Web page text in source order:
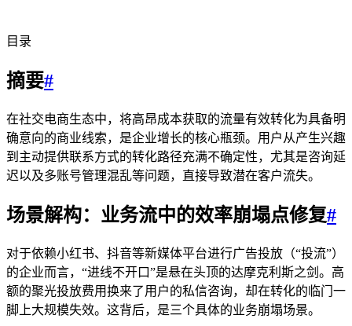
目录
摘要#
在社交电商生态中，将高昂成本获取的流量有效转化为具备明
确意向的商业线索，是企业增长的核心瓶颈。用户从产生兴趣
到主动提供联系方式的转化路径充满不确定性，尤其是咨询延
迟以及多账号管理混乱等问题，直接导致潜在客户流失。
场景解构：业务流中的效率崩塌点修复#
对于依赖小红书、抖音等新媒体平台进行广告投放（“投流”）
的企业而言，“进线不开口”是悬在头顶的达摩克利斯之剑。高
额的聚光投放费用换来了用户的私信咨询，却在转化的临门一
脚上大规模失效。这背后，是三个具体的业务崩塌场景。